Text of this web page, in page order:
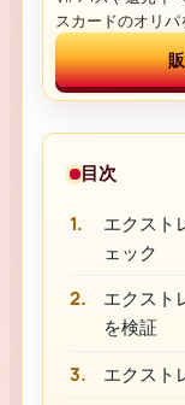
スカードのオリパ
目次
エクスト
ェック
エクスト
を検証
エクスト